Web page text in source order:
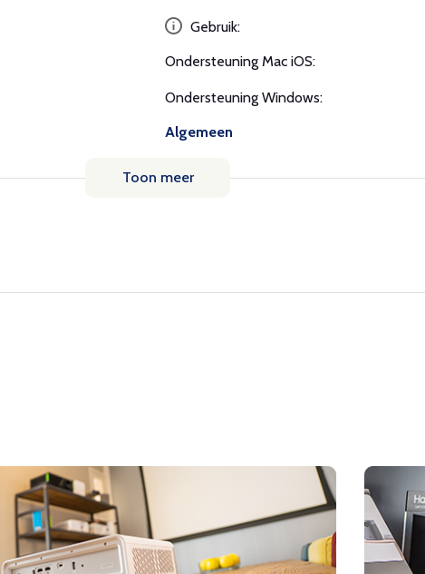
Gebruik:
Ondersteuning Mac iOS:
Ondersteuning Windows:
Algemeen
Toon meer